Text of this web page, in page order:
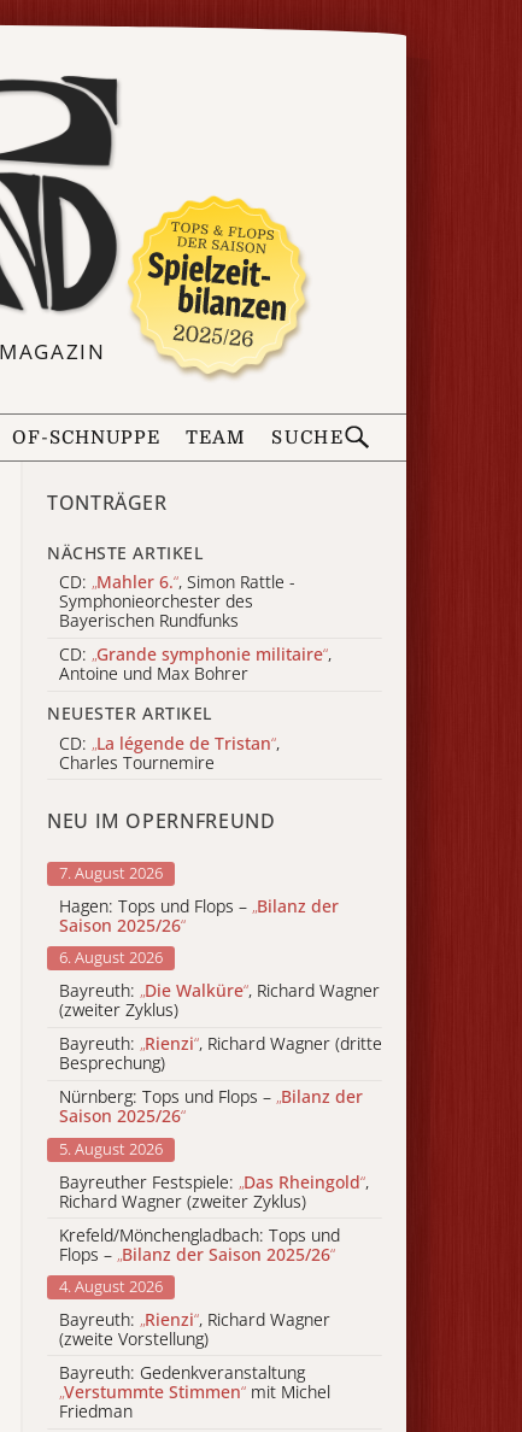
OF-SCHNUPPE TEAM SUCHE
TONTRÄGER
NÄCHSTE ARTIKEL
CD: „Mahler 6.“, Simon Rattle -
Symphonieorchester des
Bayerischen Rundfunks
CD: „Grande symphonie militaire“,
Antoine und Max Bohrer
NEUESTER ARTIKEL
CD: „La légende de Tristan“,
Charles Tournemire
NEU IM OPERNFREUND
7. August 2026
Hagen: Tops und Flops – „Bilanz der
Saison 2025/26“
6. August 2026
Bayreuth: „Die Walküre“, Richard Wagner
(zweiter Zyklus)
Bayreuth: „Rienzi“, Richard Wagner (dritte
Besprechung)
Nürnberg: Tops und Flops – „Bilanz der
Saison 2025/26“
5. August 2026
Bayreuther Festspiele: „Das Rheingold“,
Richard Wagner (zweiter Zyklus)
Krefeld/Mönchengladbach: Tops und
Flops – „Bilanz der Saison 2025/26“
4. August 2026
Bayreuth: „Rienzi“, Richard Wagner
(zweite Vorstellung)
Bayreuth: Gedenkveranstaltung
„Verstummte Stimmen“ mit Michel
Friedman